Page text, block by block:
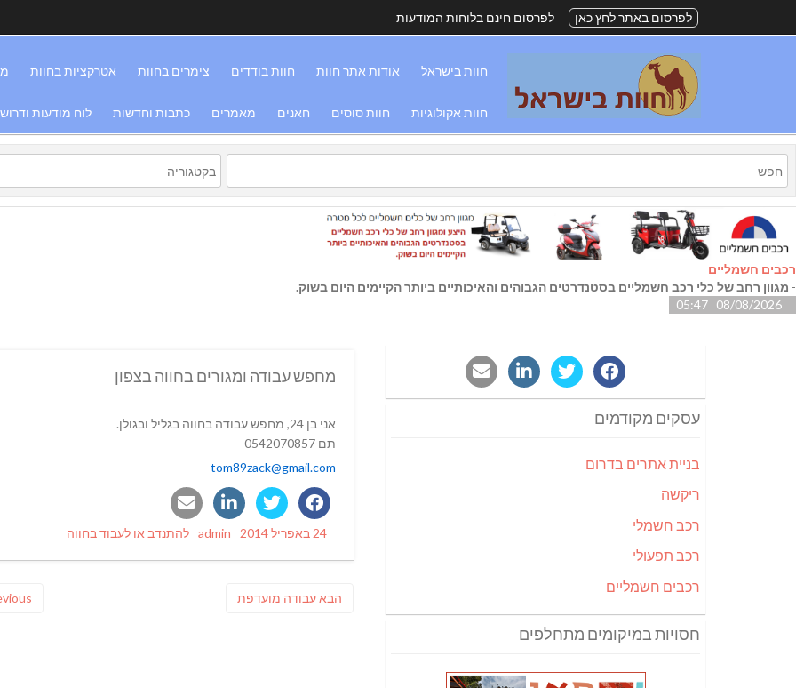
לפרסום באתר לחץ כאן לפרסום חינם בלוחות המודעות
חוות בישראל אודות אתר חוות חוות בודדים צימרים בחוות אטרקציות בחוות
חוות אקולוגיות חוות סוסים חאנים מאמרים כתבות וחדשות לוח מודעות
רכבים חשמליים
- מגוון רחב של כלי רכב חשמליים בסטנדרטים הגבוהים והאיכותיים ביותר הקיימים היום בשוק.
08/08/2026 05:47
מחפש עבודה ומגורים בחווה בצפון
אני בן 24, מחפש עבודה בחווה בגליל ובגולן.
תם 0542070857
tom89zack@gmail.com
Posted
24 באפריל 2014 Author
admin
Categories
להתנדב או לעבוד בחווה
הבאפוסט
עבודה מועדפת
עסקים מקודמים
בניית אתרים בדרום
ריקשה
רכב חשמלי
רכב תפעולי
רכבים חשמליים
חסויות במיקומים מתחלפים